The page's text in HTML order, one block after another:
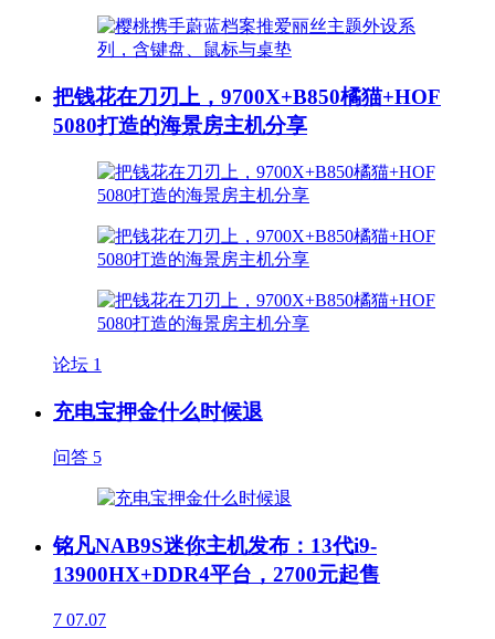
把钱花在刀刃上，9700X+B850橘猫+HOF
5080打造的海景房主机分享
论坛 1
充电宝押金什么时候退
问答 5
铭凡NAB9S迷你主机发布：13代i9-
13900HX+DDR4平台，2700元起售
7 07.07